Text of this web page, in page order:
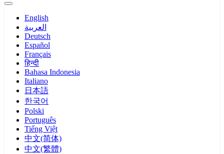
English
العربية
Deutsch
Español
Français
हिन्दी
Bahasa Indonesia
Italiano
日本語
한국어
Polski
Português
Tiếng Việt
中文(简体)
中文(繁體)